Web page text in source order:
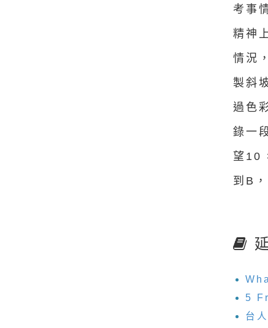
考事
精神
情況
製斜
過色
錄一
望10
到B
5
台